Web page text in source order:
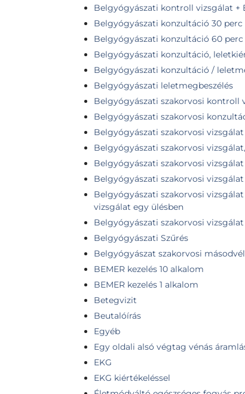
Belgyógyászati kontroll vizsgálat +
Belgyógyászati konzultáció 30 perc
Belgyógyászati konzultáció 60 perc
Belgyógyászati konzultáció,
Belgyógyászati konzultáció /
Belgyógyászati leletmegbeszélés
Belgyógyászati szakorvosi kontroll
Belgyógyászati szakorvosi
Belgyógyászati szakorvosi vizsgálat
Belgyógyászati szakorvosi
Belgyógyászati szakorvosi vizsgálat
Belgyógyászati szakorvosi
Belgyógyászati szakorvosi
vizsgálat egy ülésben
Belgyógyászati szakorvosi
Belgyógyászati Szűrés
Belgyógyászat szakorvosi
BEMER kezelés 10 alkalom
BEMER kezelés 1 alkalom
Betegvizit
Beutalóírás
Egyéb
Egy oldali alsó végtag vénás
EKG
EKG kiértékeléssel